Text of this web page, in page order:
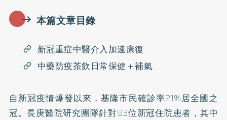
本篇文章目錄
新冠重症中醫介入加速康復
中藥防疫茶飲日常保健＋補氣
自新冠疫情爆發以來，基隆市民確診率21%居全國之
冠。長庚醫院研究團隊針對93位新冠住院患者，其中